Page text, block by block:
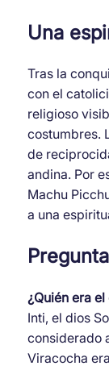
Una
Tras la
con el
religioso
costumbres.
de
andina. Por
Machu
a una
¿Quién era
Inti, el dios
considerado
Viracocha